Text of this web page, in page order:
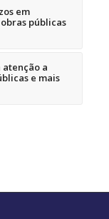
em
públicas
a
e mais